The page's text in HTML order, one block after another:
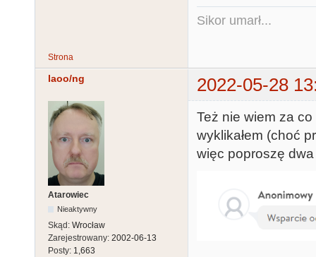
Sikor umarł...
Strona
laoo/ng 2022-05-28
Atarowiec
Nieaktywny
Skąd: Wrocław
Zarejestrowany: 2002-06-13
Posty: 1,663
Też nie wiem za
wyklikałem (choć
więc poproszę